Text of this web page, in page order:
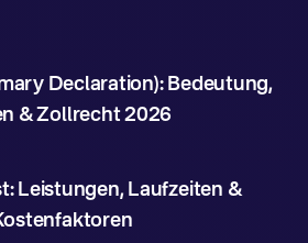
Declaration): Bedeutung,
& Zollrecht 2026
Leistungen, Laufzeiten &